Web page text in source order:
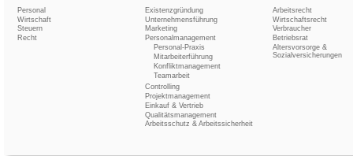
Personal
Wirtschaft
Steuern
Recht
Existenzgründung
Unternehmensführung
Marketing
Personalmanagement
Personal-Praxis
Mitarbeiterführung
Konfliktmanagement
Teamarbeit
Controlling
Projektmanagement
Einkauf & Vertrieb
Qualitätsmanagement
Arbeitsschutz & Arbeitssicherheit
Arbeitsrecht
Wirtschaftsrecht
Verbraucher
Betriebsrat
Altersvorsorge &
Sozialversicherungen